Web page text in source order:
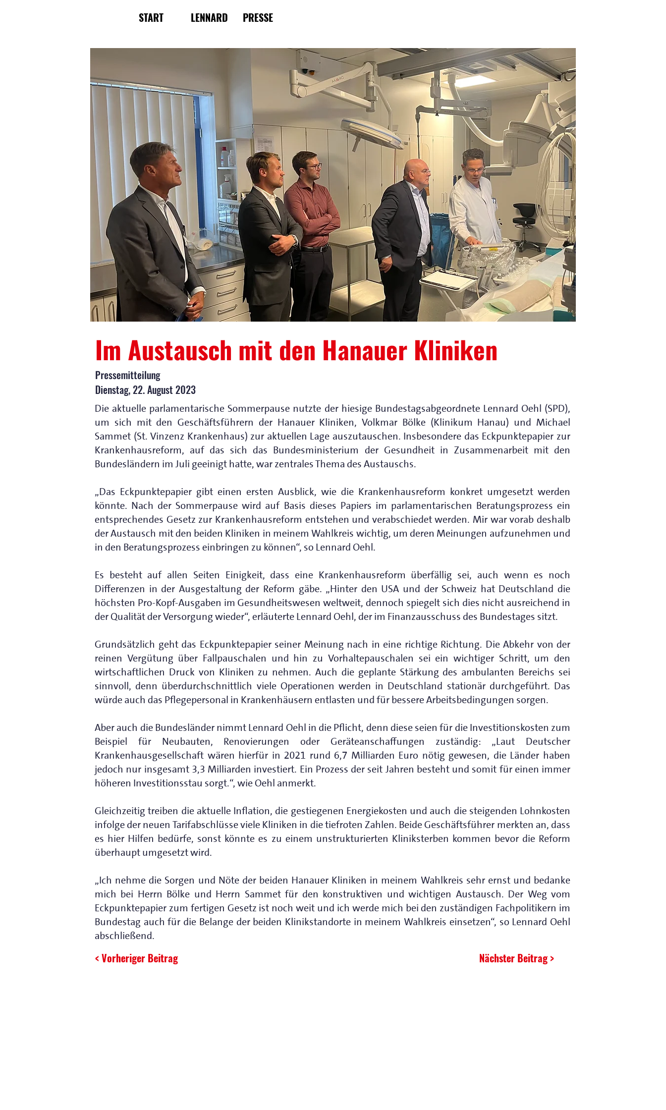
START LENNARD PRESSE
Im Austausch mit den Hanauer Kliniken
Pressemitteilung
Dienstag, 22. August 2023
Die aktuelle parlamentarische Sommerpause nutzte der hiesige Bundestagsabgeordnete Lennard Oehl (SPD),
um sich mit den Geschäftsführern der Hanauer Kliniken, Volkmar Bölke (Klinikum Hanau) und Michael
Sammet (St. Vinzenz Krankenhaus) zur aktuellen Lage auszutauschen. Insbesondere das Eckpunktepapier zur
Krankenhausreform, auf das sich das Bundesministerium der Gesundheit in Zusammenarbeit mit den
Bundesländern im Juli geeinigt hatte, war zentrales Thema des Austauschs.
„Das Eckpunktepapier gibt einen ersten Ausblick, wie die Krankenhausreform konkret umgesetzt werden
könnte. Nach der Sommerpause wird auf Basis dieses Papiers im parlamentarischen Beratungsprozess ein
entsprechendes Gesetz zur Krankenhausreform entstehen und verabschiedet werden. Mir war vorab deshalb
der Austausch mit den beiden Kliniken in meinem Wahlkreis wichtig, um deren Meinungen aufzunehmen und
in den Beratungsprozess einbringen zu können“, so Lennard Oehl.
Es besteht auf allen Seiten Einigkeit, dass eine Krankenhausreform überfällig sei, auch wenn es noch
Differenzen in der Ausgestaltung der Reform gäbe. „Hinter den USA und der Schweiz hat Deutschland die
höchsten Pro-Kopf-Ausgaben im Gesundheitswesen weltweit, dennoch spiegelt sich dies nicht ausreichend in
der Qualität der Versorgung wieder“, erläuterte Lennard Oehl, der im Finanzausschuss des Bundestages sitzt.
Grundsätzlich geht das Eckpunktepapier seiner Meinung nach in eine richtige Richtung. Die Abkehr von der
reinen Vergütung über Fallpauschalen und hin zu Vorhaltepauschalen sei ein wichtiger Schritt, um den
wirtschaftlichen Druck von Kliniken zu nehmen. Auch die geplante Stärkung des ambulanten Bereichs sei
sinnvoll, denn überdurchschnittlich viele Operationen werden in Deutschland stationär durchgeführt. Das
würde auch das Pflegepersonal in Krankenhäusern entlasten und für bessere Arbeitsbedingungen sorgen.
Aber auch die Bundesländer nimmt Lennard Oehl in die Pflicht, denn diese seien für die Investitionskosten zum
Beispiel für Neubauten, Renovierungen oder Geräteanschaffungen zuständig: „Laut Deutscher
Krankenhausgesellschaft wären hierfür in 2021 rund 6,7 Milliarden Euro nötig gewesen, die Länder haben
jedoch nur insgesamt 3,3 Milliarden investiert. Ein Prozess der seit Jahren besteht und somit für einen immer
höheren Investitionsstau sorgt.“, wie Oehl anmerkt.
Gleichzeitig treiben die aktuelle Inflation, die gestiegenen Energiekosten und auch die steigenden Lohnkosten
infolge der neuen Tarifabschlüsse viele Kliniken in die tiefroten Zahlen. Beide Geschäftsführer merkten an, dass
es hier Hilfen bedürfe, sonst könnte es zu einem unstrukturierten Kliniksterben kommen bevor die Reform
überhaupt umgesetzt wird.
„Ich nehme die Sorgen und Nöte der beiden Hanauer Kliniken in meinem Wahlkreis sehr ernst und bedanke
mich bei Herrn Bölke und Herrn Sammet für den konstruktiven und wichtigen Austausch. Der Weg vom
Eckpunktepapier zum fertigen Gesetz ist noch weit und ich werde mich bei den zuständigen Fachpolitikern im
Bundestag auch für die Belange der beiden Klinikstandorte in meinem Wahlkreis einsetzen“, so Lennard Oehl
abschließend.
< Vorheriger Beitrag Nächster Beitrag >